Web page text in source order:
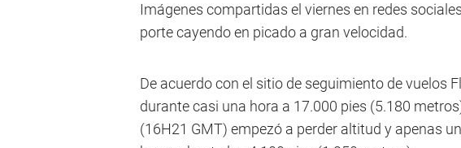
Imágenes compartidas el viernes en redes
porte cayendo en picado a gran velocidad.
De acuerdo con el sitio de seguimiento de vuelos
durante casi una hora a 17.000 pies (5.180
(16H21 GMT) empezó a perder altitud y apenas